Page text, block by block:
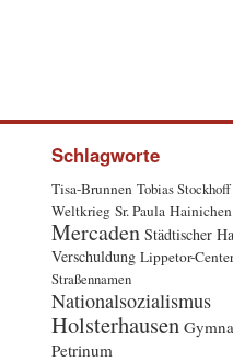
Schlagworte
Tisa-Brunnen Tobias Stockhoff
Weltkrieg Sr. Paula Hainichen
Mercaden Städtischer
Verschuldung Lippetor-Center
Straßennamen
Nationalsozialismus
Holsterhausen
Petrinum